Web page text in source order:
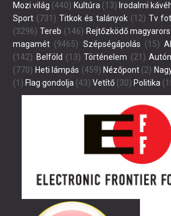
Mozi világ (440) Kultúra (13) Irodalmi
Sport (731) Titkok és talányok (12) Tv
(3296) Tereb (146) Rejtőzködő
magamét (9465) Szépségápolás (15)
(142) Belföld (13) Történelem (21)
(770) Heti lámpás (459) Nézőpont (2)
(1) Flag gondolja (43) Vetítő (30) Politika